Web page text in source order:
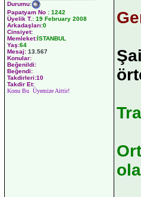
Durumu:
Papatyam No : 1242
Üyelik T.: 19 February 2008
Arkadaşları:0
Cinsiyet:
Memleket:İSTANBUL
Yaş:64
Mesaj: 13.567
Konular:
Beğenildi:
Beğendi:
Takdirleri:10
Takdir Et:
Konu Bu Üyemize Aittir!